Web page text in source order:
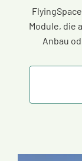
Module, die
Anbau